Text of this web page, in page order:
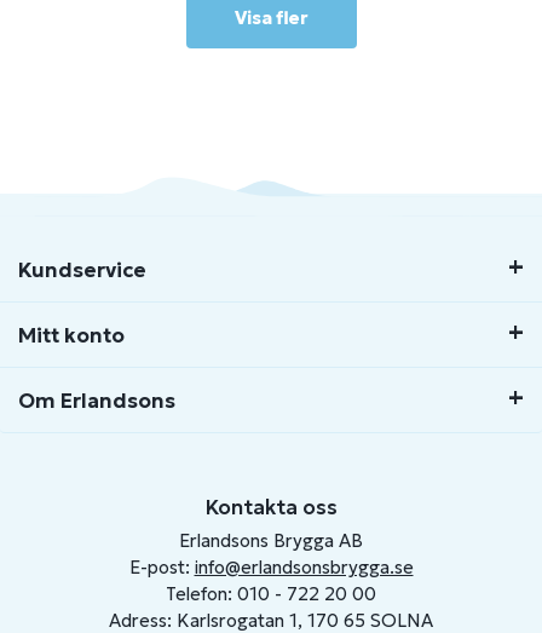
Visa fler
Kundservice
Mitt konto
Om Erlandsons
Kontakta oss
Erlandsons Brygga AB
E-post: info@erlandsonsbrygga.se
Telefon: 010 - 722 20 00
Adress: Karlsrogatan 1, 170 65 SOLNA